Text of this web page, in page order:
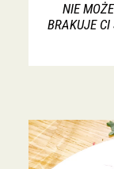
NIE
BRAKUJE